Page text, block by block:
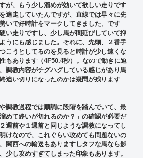
が、もう少し溜めが効いて欲しい走りです
追走していたんですが、直線では早々に先
いで好時計をマークしてきました。です
い走りですし、少し馬が間延びしていて抑
うにも感じました。それに、先頭、２番手
こうとしてるのを見ると時計が少し速くな
もあります（4F50.4秒）。なので動きに迫
調教内容がチグハグしている感じがあり馬
追い切りになったのかは疑問が残ります
調教過程では順調に段階を踏んでいて、最
めて終いが切れるのか？」の確認が必要だ
週前や１週前と同じような調教になってし
けなので、これぐらい攻めても問題ないの
関西への輸送もありますしタフな馬なら影
少し攻めすぎてしまった印象もあります。